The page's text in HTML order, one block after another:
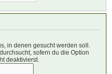
in denen gesucht werden soll.
sofern du die Option
deaktivierst.